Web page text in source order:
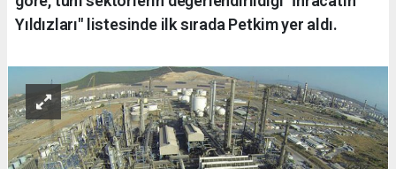
Yıldızları" listesinde ilk sırada Petkim yer aldı.